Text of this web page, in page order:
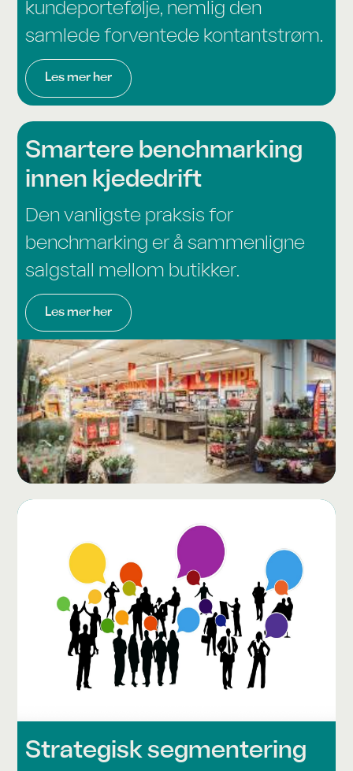
kundeportefølje, nemlig den
samlede forventede kontantstrøm.
Les mer her
Smartere bench­marking
innen kjededrift
Den vanligste praksis for
benchmarking er å sammenligne
salgstall mellom butikker.
Les mer her
Strategisk segmentering